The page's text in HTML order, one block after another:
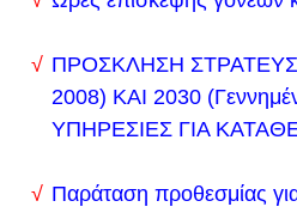
Σημαιοφόρων Λιμενικού
Α.Σ.Τ.Ε. του Υπουργείου
2025 και εφεξής.
ΠΡΟΣΚΛΗΣΗ
ΠΡΟΣΚΛΗΣΗ
2008) ΚΑΙ 2030
ΥΠΗΡΕΣΙΕΣ ΓΙΑ
Παράταση προθεσμίας